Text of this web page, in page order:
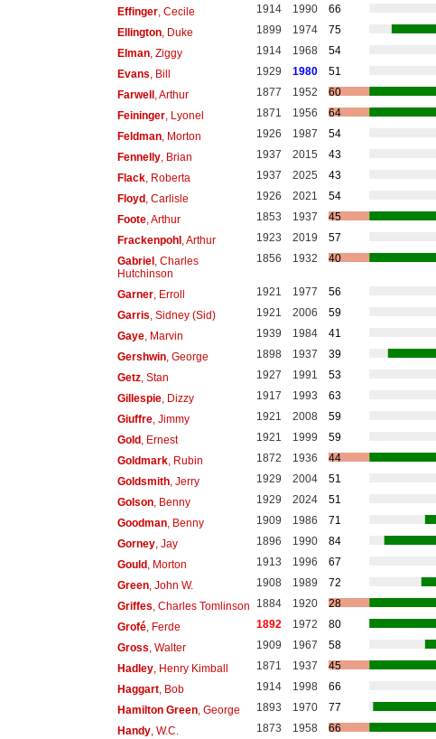
Effinger, Cecile 1914 1990
66
Ellington, Duke 1899 1974
75
Elman, Ziggy 1914 1968
54
Evans , Bill 1929 1980
51
Farwell, Arthur 1877 1952
60
Feininger, Lyonel 1871 1956
64
Feldman, Morton 1926 1987
54
Fennelly, Brian 1937 2015
43
Flack, Roberta 1937 2025
43
Floyd, Carlisle 1926 2021
54
Foote, Arthur 1853 1937
45
Frackenpohl, Arthur 1923 2019
57
Gabriel, Charles
Hutchinson
1856 1932 40
Garner, Erroll 1921 1977
56
Garris , Sidney (Sid) 1921 2006
59
Gaye, Marvin 1939 1984
41
Gershwin, George 1898 1937
39
Getz, Stan 1927 1991
53
Gillespie, Dizzy 1917 1993
63
Giuffre, Jimmy 1921 2008
59
Gold, Ernest 1921 1999
59
Goldmark, Rubin 1872 1936
44
Goldsmith, Jerry 1929 2004
51
Golson, Benny 1929 2024
51
Goodman, Benny 1909 1986
71
Gorney, Jay 1896 1990
84
Gould, Morton 1913 1996
67
Green, John W. 1908 1989
72
Griffes , Charles Tomlinson 1884 1920
28
Grofé, Ferde 1892 1972
80
Gross , Walter 1909 1967
58
Hadley, Henry Kimball 1871 1937
45
Haggart, Bob 1914 1998
66
Hamilton Green, George 1893 1970
77
Handy, W.C. 1873 1958 66